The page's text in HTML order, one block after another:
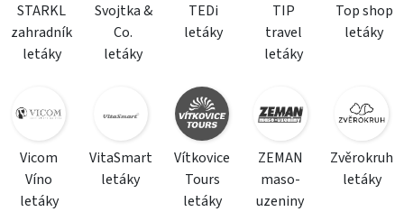
STARKL
zahradník
letáky
Svojtka &
Co.
letáky
TEDi
letáky
TIP
travel
letáky
Top shop
letáky
Vicom
Víno
letáky
VitaSmart
letáky
Vítkovice
Tours
letáky
ZEMAN
maso-
uzeniny
Zvěrokruh
letáky